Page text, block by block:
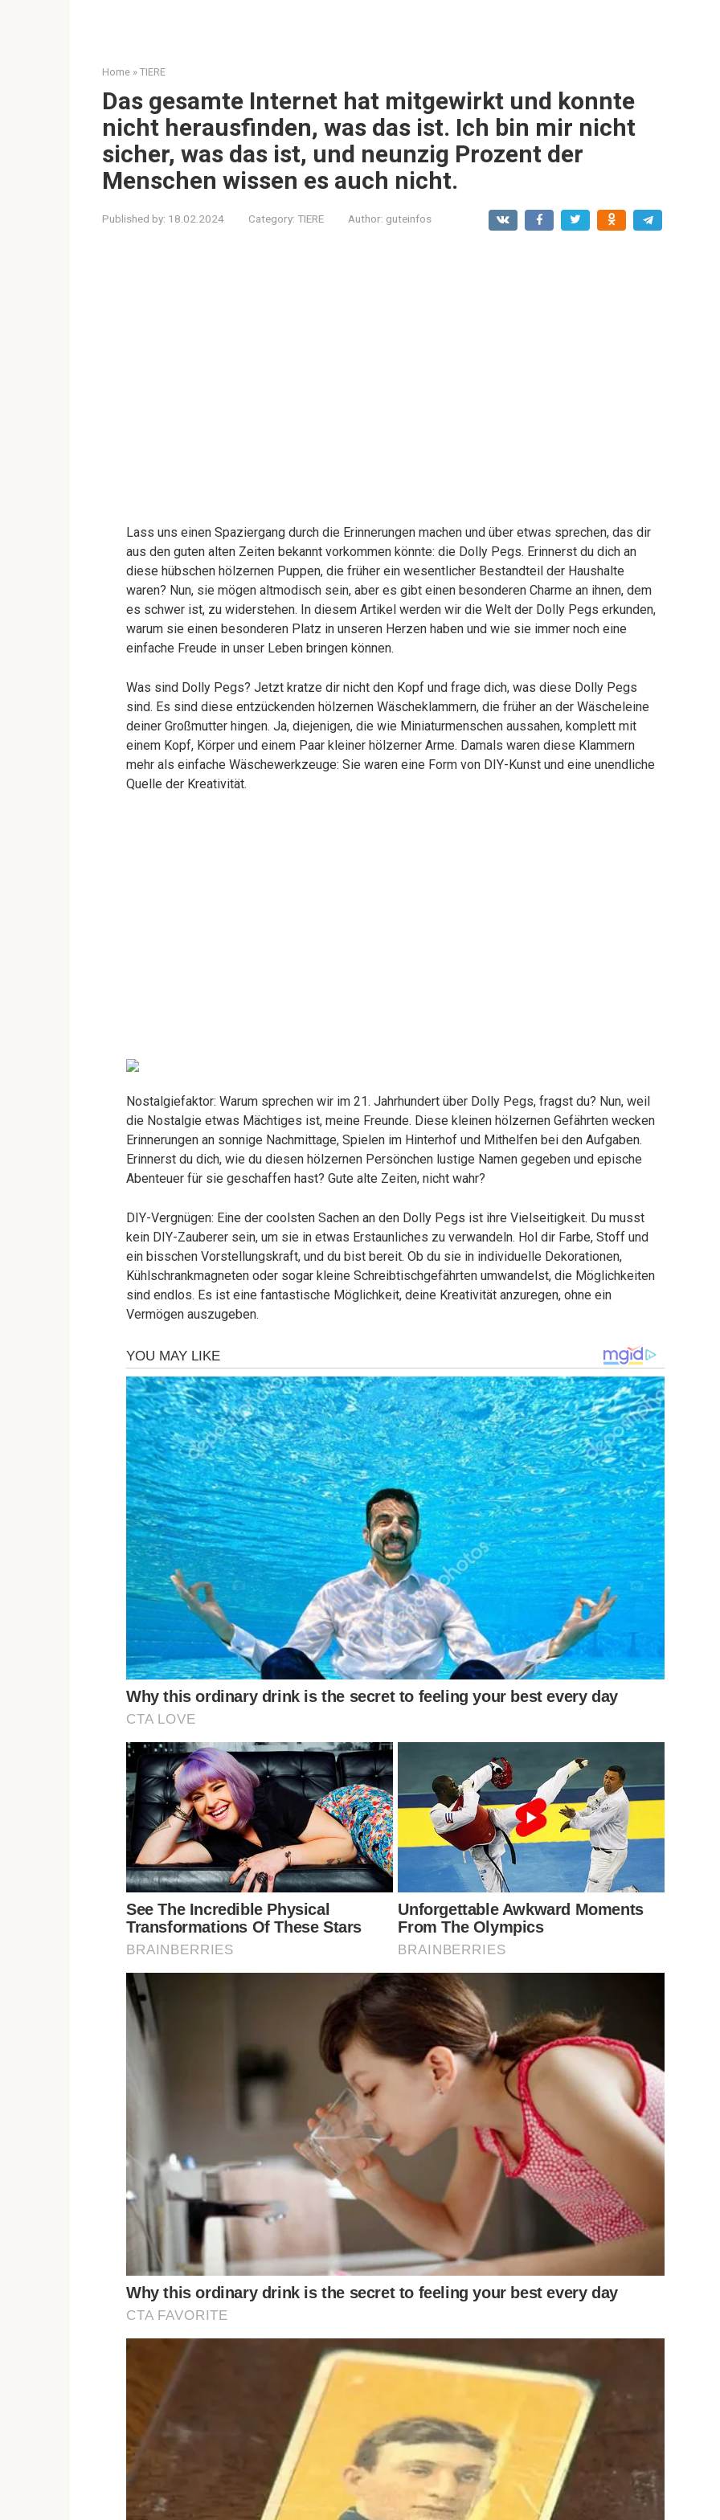
Home » TIERE
Das gesamte Internet hat mitgewirkt und konnte
nicht herausfinden, was das ist. Ich bin mir nicht
sicher, was das ist, und neunzig Prozent der
Menschen wissen es auch nicht.
Published by: 18.02.2024 Category: TIERE Author: guteinfos
Lass uns einen Spaziergang durch die Erinnerungen machen und über etwas sprechen, das dir
aus den guten alten Zeiten bekannt vorkommen könnte: die Dolly Pegs. Erinnerst du dich an
diese hübschen hölzernen Puppen, die früher ein wesentlicher Bestandteil der Haushalte
waren? Nun, sie mögen altmodisch sein, aber es gibt einen besonderen Charme an ihnen, dem
es schwer ist, zu widerstehen. In diesem Artikel werden wir die Welt der Dolly Pegs erkunden,
warum sie einen besonderen Platz in unseren Herzen haben und wie sie immer noch eine
einfache Freude in unser Leben bringen können.
Was sind Dolly Pegs? Jetzt kratze dir nicht den Kopf und frage dich, was diese Dolly Pegs
sind. Es sind diese entzückenden hölzernen Wäscheklammern, die früher an der Wäscheleine
deiner Großmutter hingen. Ja, diejenigen, die wie Miniaturmenschen aussahen, komplett mit
einem Kopf, Körper und einem Paar kleiner hölzerner Arme. Damals waren diese Klammern
mehr als einfache Wäschewerkzeuge: Sie waren eine Form von DIY-Kunst und eine unendliche
Quelle der Kreativität.
Nostalgiefaktor: Warum sprechen wir im 21. Jahrhundert über Dolly Pegs, fragst du? Nun, weil
die Nostalgie etwas Mächtiges ist, meine Freunde. Diese kleinen hölzernen Gefährten wecken
Erinnerungen an sonnige Nachmittage, Spielen im Hinterhof und Mithelfen bei den Aufgaben.
Erinnerst du dich, wie du diesen hölzernen Persönchen lustige Namen gegeben und epische
Abenteuer für sie geschaffen hast? Gute alte Zeiten, nicht wahr?
DIY-Vergnügen: Eine der coolsten Sachen an den Dolly Pegs ist ihre Vielseitigkeit. Du musst
kein DIY-Zauberer sein, um sie in etwas Erstaunliches zu verwandeln. Hol dir Farbe, Stoff und
ein bisschen Vorstellungskraft, und du bist bereit. Ob du sie in individuelle Dekorationen,
Kühlschrankmagneten oder sogar kleine Schreibtischgefährten umwandelst, die Möglichkeiten
sind endlos. Es ist eine fantastische Möglichkeit, deine Kreativität anzuregen, ohne ein
Vermögen auszugeben.